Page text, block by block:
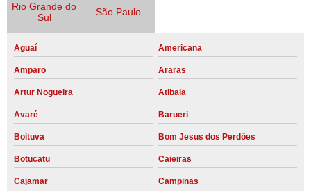
Rio Grande do
Sul
São Paulo
Aguaí Americana
Amparo Araras
Artur Nogueira Atibaia
Avaré Barueri
Boituva Bom Jesus dos Perdões
Botucatu Caieiras
Cajamar Campinas